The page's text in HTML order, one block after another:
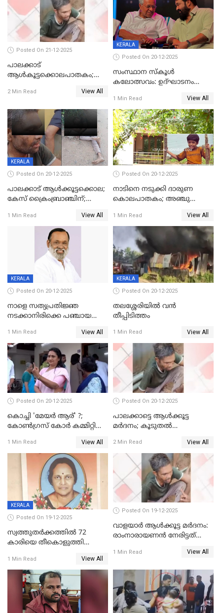
Posted On 21-12-2025
പാലക്കാട്‌
ആൾകൂട്ടക്കൊലപാതകം;
ഊർജ്ജിതമാക്കിമാക്കി
2 Min Read View All
KERALA
Posted On 20-12-2025
സംസ്ഥാന സ്കൂൾ
കലോത്സവം: ഉദ്ഘാടനം
മുഖ്യാതിഥിയായി
മോഹൻലാൽ
1 Min Read View All
KERALA
Posted On 20-12-2025
പാലക്കാട് ആൾക്കൂട്ടക്കൊല;
കേസ് ക്രൈംബ്രാഞ്ചിന്;
അന്വേഷിക്കും
1 Min Read View All
Posted On 20-12-2025
നാടിനെ നടുക്കി ദാരുണ
കൊലപാതകം; അഞ്ചു
കഴുത്തുഞെരിച്ച് കൊന്നു
1 Min Read View All
KERALA
Posted On 20-12-2025
നാളെ സത്യപ്രതിജ്ഞ
നടക്കാനിരിക്കെ പഞ്ചായത്ത്
1 Min Read View All
KERALA
Posted On 20-12-2025
തലശ്ശേരിയിൽ വൻ
തീപ്പിടിത്തം
1 Min Read View All
Posted On 20-12-2025
കൊച്ചി 'മേയർ ആര്' ?;
കോണ്‍ഗ്രസ് കോര്‍ കമ്മിറ്റി
1 Min Read View All
Posted On 20-12-2025
പാലക്കാട്ടെ ആള്‍ക്കൂട്ട
മര്‍ദനം; കൂടുതല്‍
അംഗ സംഘമെന്ന് വിവരം
2 Min Read View All
KERALA
Posted On 19-12-2025
സ്വത്തുതര്‍ക്കത്തില്‍ 72
കാരിയെ തീകൊളുത്തി
ക്രൂരകൊലപാതകത്തില്‍
സഹോദരിപുത്രന് ജീവപര്യന്തം
1 Min Read View All
Posted On 19-12-2025
വാളയാർ ആൾക്കൂട്ട മർദനം:
രാംനാരായണൻ നേരിട്ടത്
നാൽപ്പതിലേറെ
റിപ്പോർട്ട്
1 Min Read View All